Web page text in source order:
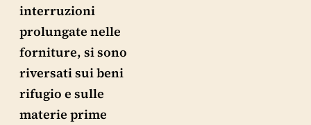
interruzioni
prolungate nelle
forniture, si sono
riversati sui beni
rifugio e sulle
materie prime